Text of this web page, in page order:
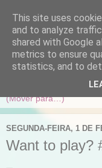
SEGUNDA-FEIRA, 1 DE
Want to play?
This site uses
and to analyze
shared with Google
metrics to ensure
statistics, and to